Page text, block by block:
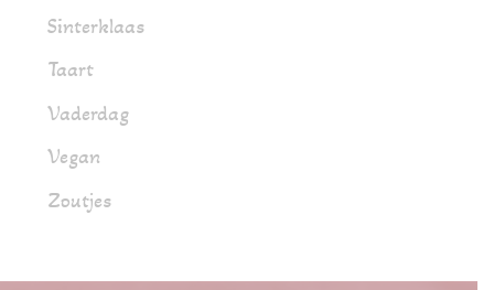
Sinterklaas
Taart
Vaderdag
Vegan
Zoutjes